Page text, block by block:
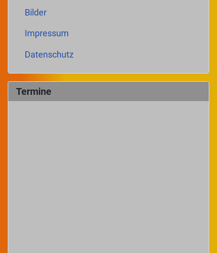
Bilder
Impressum
Datenschutz
Termine